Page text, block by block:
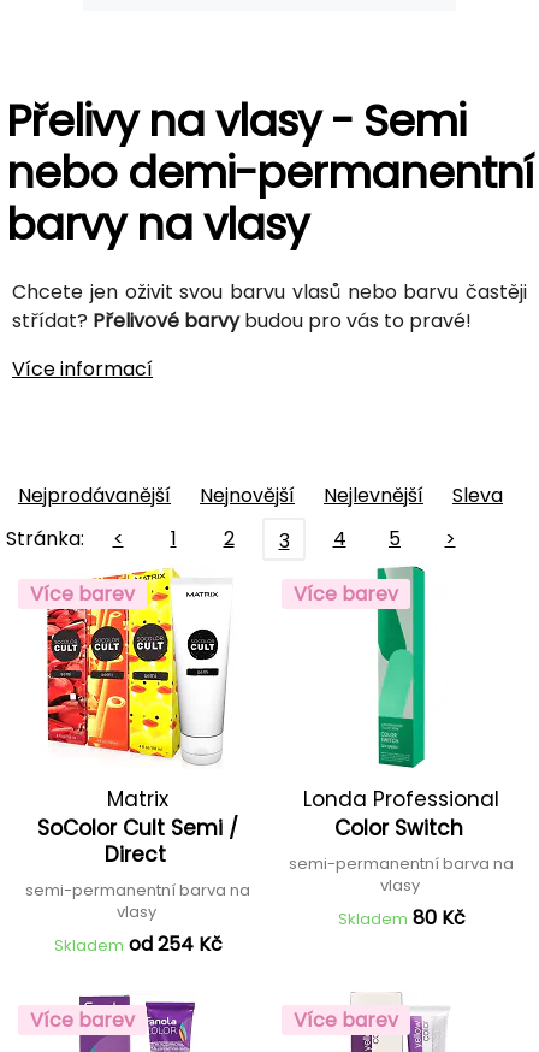
Přelivy na vlasy - Semi
nebo demi-permanentní
barvy na vlasy
Chcete jen oživit svou barvu vlasů nebo barvu častěji
střídat? Přelivové barvybudou pro vás to pravé!
Více informací
Nejprodávanější Nejnovější Nejlevnější
Sleva
Stránka:
< 1 2 3 4 5
>
Více barev
Matrix
SoColor Cult Semi /
Direct
semi-permanentní barva na
vlasy
Skladem od 254 Kč
Více barev
Londa Professional
Color Switch
semi-permanentní barva na
vlasy
Skladem 80 Kč
Více barev Více barev